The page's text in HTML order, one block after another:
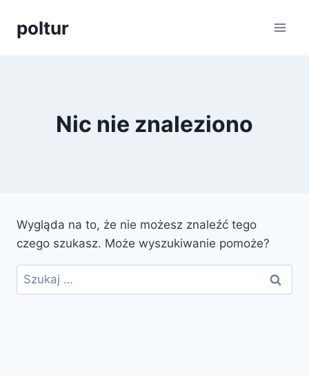
poltur
Nic nie znaleziono
Wygląda na to, że nie możesz znaleźć tego
czego szukasz. Może wyszukiwanie pomoże?
Szukaj: